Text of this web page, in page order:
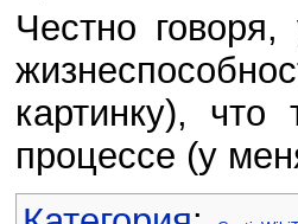
Честно
картинку),
процессе (у